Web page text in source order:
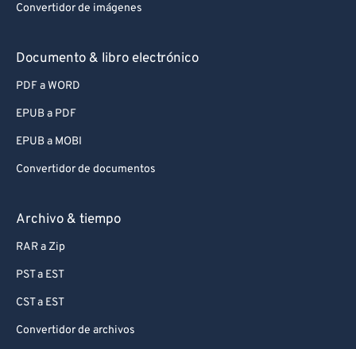
Convertidor de imágenes
Documento & libro electrónico
PDF a WORD
EPUB a PDF
EPUB a MOBI
Convertidor de documentos
Archivo & tiempo
RAR a Zip
PST a EST
CST a EST
Convertidor de archivos